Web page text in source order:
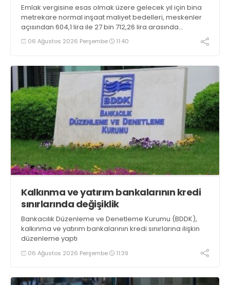
Emlak vergisine esas olmak üzere gelecek yıl için bina
metrekare normal inşaat maliyet bedelleri, meskenler
açısından 604,1 lira ile 27 bin 712,26 lira arasında
değişecek
06 Ağustos 2026 Perşembe 11:40
Kalkınma ve yatırım bankalarının kredi
sınırlarında değişiklik
Bankacılık Düzenleme ve Denetleme Kurumu (BDDK),
kalkınma ve yatırım bankalarının kredi sınırlarına ilişkin
düzenleme yaptı
06 Ağustos 2026 Perşembe 11:39